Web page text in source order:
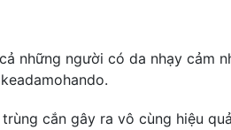
những người có da nhạy cảm
cắn gây ra vô cùng hiệu